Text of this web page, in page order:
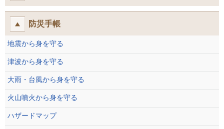
防災手帳
地震から身を守る
津波から身を守る
大雨・台風から身を守る
火山噴火から身を守る
ハザードマップ